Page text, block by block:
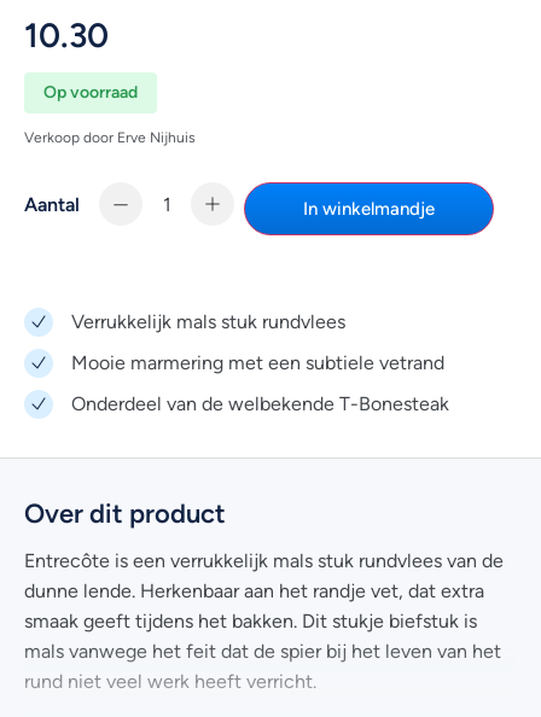
10.30
Op voorraad
Verkoop door Erve Nijhuis
Aantal In winkelmandje
Verrukkelijk mals stuk rundvlees
Mooie marmering met een subtiele vetrand
Onderdeel van de welbekende T-Bonesteak
Over dit product
Entrecôte is een verrukkelijk mals stuk rundvlees van de
dunne lende. Herkenbaar aan het randje vet, dat extra
smaak geeft tijdens het bakken. Dit stukje biefstuk is
mals vanwege het feit dat de spier bij het leven van het
rund niet veel werk heeft verricht.